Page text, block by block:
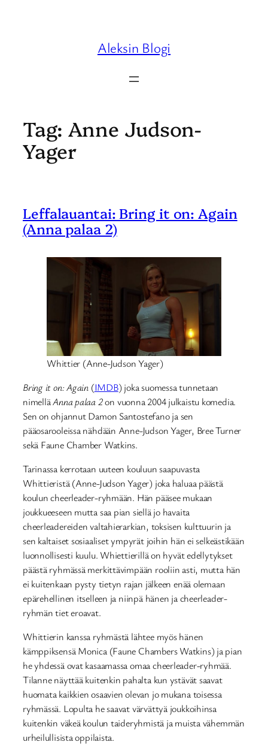
Aleksin Blogi
Tag: Anne Judson-
Yager
Leffalauantai: Bring it on: Again
(Anna palaa 2)
Whittier (Anne-Judson Yager)
Bring it on: Again (IMDB) joka suomessa tunnetaan
nimelläAnna palaa 2on vuonna 2004 julkaistu komedia.
Sen on ohjannut Damon Santostefano ja sen
pääosarooleissa nähdään Anne-Judson Yager, Bree Turner
sekä Faune Chamber Watkins.
Tarinassa kerrotaan uuteen kouluun saapuvasta
Whittieristä (Anne-Judson Yager) joka haluaa päästä
koulun cheerleader-ryhmään. Hän pääsee mukaan
joukkueeseen mutta saa pian siellä jo havaita
cheerleadereiden valtahierarkian, toksisen kulttuurin ja
sen kaltaiset sosiaaliset ympyrät joihin hän ei selkeästikään
luonnollisesti kuulu. Whiettierillä on hyvät edellytykset
päästä ryhmässä merkittävimpään rooliin asti, mutta hän
ei kuitenkaan pysty tietyn rajan jälkeen enää olemaan
epärehellinen itselleen ja niinpä hänen ja cheerleader-
ryhmän tiet eroavat.
Whittierin kanssa ryhmästä lähtee myös hänen
kämppiksensä Monica (Faune Chambers Watkins) ja pian
he yhdessä ovat kasaamassa omaa cheerleader-ryhmää.
Tilanne näyttää kuitenkin pahalta kun ystävät saavat
huomata kaikkien osaavien olevan jo mukana toisessa
ryhmässä. Lopulta he saavat värvättyä joukkoihinsa
kuitenkin väkeä koulun taideryhmistä ja muista vähemmän
urheilullisista oppilaista.